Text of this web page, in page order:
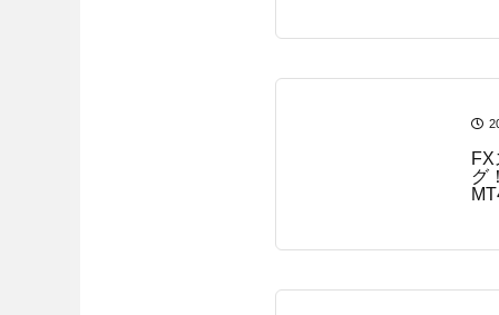
グ